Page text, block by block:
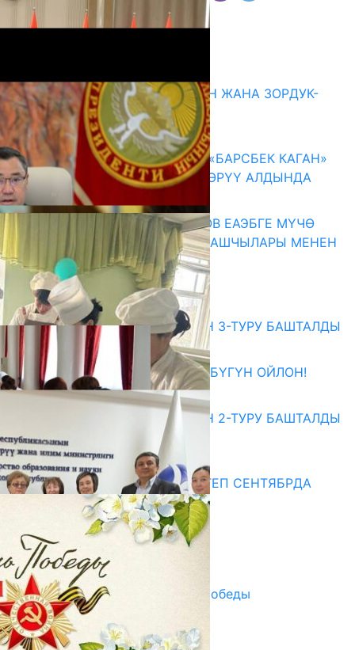
Комментарийлер
ГЕНДЕРДИК БАСМЫРЛООДОН ЖАНА ЗОРДУК-
ЗОМБУЛУКТАН КОРГОО
07.08.2026
КЫРГЫЗ ТАРЫХЫ ТАСМАДА: «БАРСБЕК КАГАН»
КӨРКӨМ ТАСМАСЫ ЖАРЫК КӨРҮҮ АЛДЫНДА
07.08.2026
ПРЕЗИДЕНТ САДЫР ЖАПАРОВ ЕАЭБГЕ МҮЧӨ
МАМЛЕКЕТТЕРДИН ӨКМӨТ БАШЧЫЛАРЫ МЕНЕН
ЖОЛУГУШТУ
07.08.2026
Абитуриент
ЖОЖДОРГО КАБЫЛ АЛУУНУН 3-ТУРУ БАШТАЛДЫ
27.07.2026
ӨЗҮҢДҮН КЕЛЕЧЕГИҢ ҮЧҮН БҮГҮН ОЙЛОН!
20.07.2026
ЖОЖДОРГО КАБЫЛ АЛУУНУН 2-ТУРУ БАШТАЛДЫ
20.07.2026
Медиа
СУЗАКТА 750 ОРУНДУУ МЕКТЕП СЕНТЯБРДА
ПАЙДАЛАНУУГА БЕРИЛЕТ
07.08.2025
Улуу Жеңиштин жандуу сөзү
29.04.2025
Награды в преддверии Дня Победы
29.04.2025